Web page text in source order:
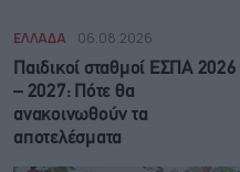
ΕΛΛΑΔΑ 06.08.2026
Παιδικοί σταθμοί ΕΣΠΑ 2026
– 2027: Πότε θα
ανακοινωθούν τα
αποτελέσματα